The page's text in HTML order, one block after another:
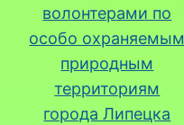
волонтерами по
особо охраняемым
природным
территориям
города Липецка